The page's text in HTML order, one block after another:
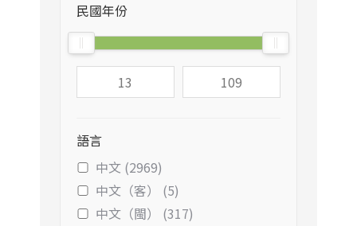
民國年份
語言
中文 (2969)
中文（客） (5)
中文（閩） (317)